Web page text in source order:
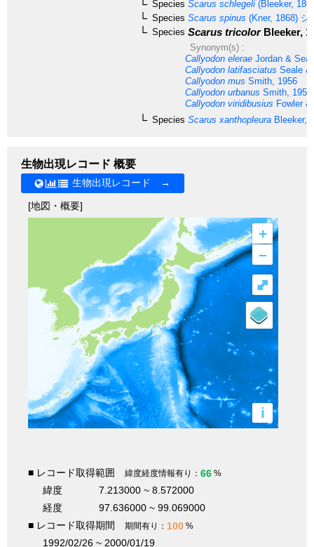
Species Scarus schlegeli (Bleeker,
Species Scarus spinus (Kner, 1868) シ
Species Scarus tricolorBleeker,
Synonym(s) :
Callyodon elerae Jordan &
Callyodon latifasciatus Seale &
Callyodon mus Smith, 1956
Callyodon urbanus Smith, 1959
Callyodon viridibusius Fowler
Species Scarus xanthopleura Bleeker,
生物出現レコード 概要
生物出現レコード →
[地図・概要]
+
–
i
⤢
■ レコード取得範囲 緯度経度情報有り： 66 %
緯度
7.213000 ~ 8.572000
経度
97.636000 ~ 99.069000
■ レコード取得期間
期間有り： 100 %
1992/02/26 ~ 2000/01/19